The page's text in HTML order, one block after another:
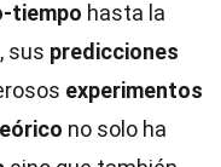
tiempo hasta la
, sus predicciones
experimentos
no solo ha